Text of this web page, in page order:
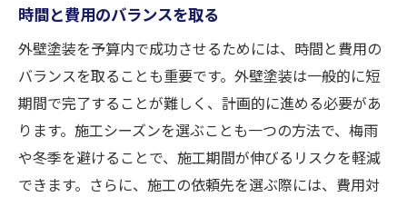
時間と費用のバランスを取る
外壁塗装を予算内で成功させるためには、時間と費用の
バランスを取ることも重要です。外壁塗装は一般的に短
期間で完了することが難しく、計画的に進める必要があ
ります。施工シーズンを選ぶことも一つの方法で、梅雨
や冬季を避けることで、施工期間が伸びるリスクを軽減
できます。さらに、施工の依頼先を選ぶ際には、費用対